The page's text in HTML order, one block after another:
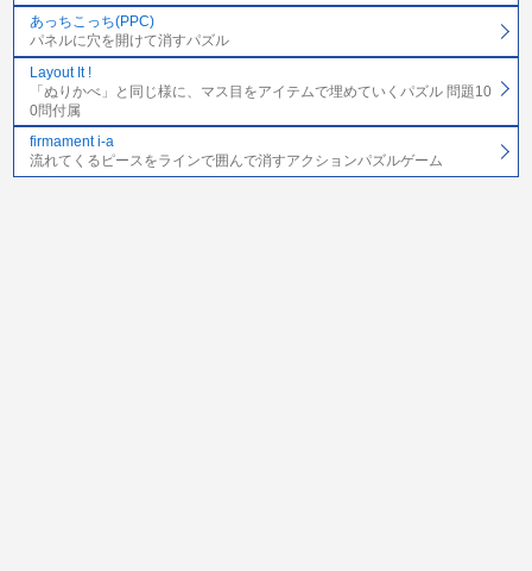
あっちこっち(PPC)
パネルに穴を開けて消すパズル
Layout It !
「ぬりかべ」と同じ様に、マス目をアイテムで埋めていくパズル 問題10
0問付属
firmament i-a
流れてくるピースをラインで囲んで消すアクションパズルゲーム